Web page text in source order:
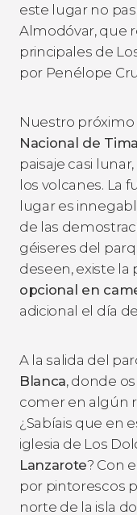
este lugar no
Almodóvar, que
principales de
por Penélope
Nuestro próximo
Nacional de
paisaje casi
los volcanes. La
lugar es
de las
géiseres del
deseen, existe la
opcional en
adicional el día
A la salida del
Blanca, donde
comer en algún
¿Sabíais que en
iglesia de Los
Lanzarote? Con
por pintorescos
norte de la isla